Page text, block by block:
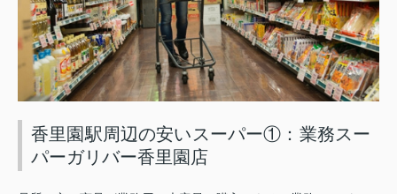
香里園駅周辺の安いスーパー①：業務スー
パーガリバー香里園店